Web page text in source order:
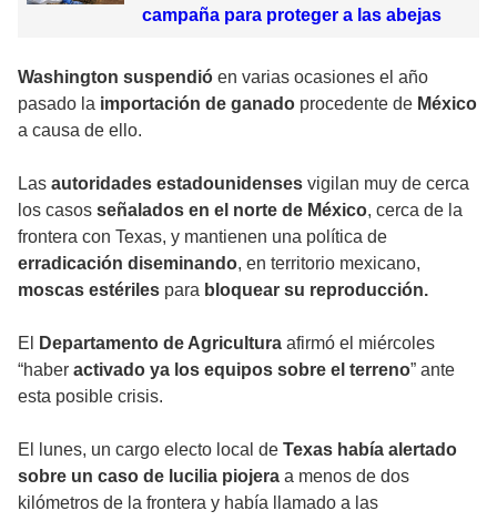
campaña para proteger a las abejas
Washington suspendió en varias ocasiones el año
pasado la importación de ganado procedente de México
a causa de ello.
Las autoridades estadounidenses vigilan muy de cerca
los casos señalados en el norte de México, cerca de la
frontera con Texas, y mantienen una política de
erradicación diseminando, en territorio mexicano,
moscas estériles para bloquear su reproducción.
El Departamento de Agricultura afirmó el miércoles
“haber activado ya los equipos sobre el terreno” ante
esta posible crisis.
El lunes, un cargo electo local de Texas había alertado
sobre un caso de lucilia piojera a menos de dos
kilómetros de la frontera y había llamado a las